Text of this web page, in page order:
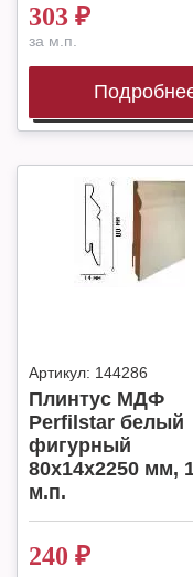
303 ₽
за м.п.
Артикул: 144286
Плинтус МДФ
Perfilstar белый
фигурный
80х14х2250 мм,
м.п.
240 ₽